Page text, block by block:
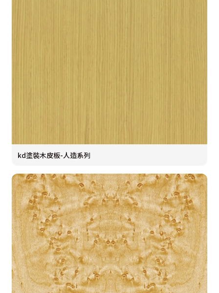
kd塗裝木皮板-人造系列